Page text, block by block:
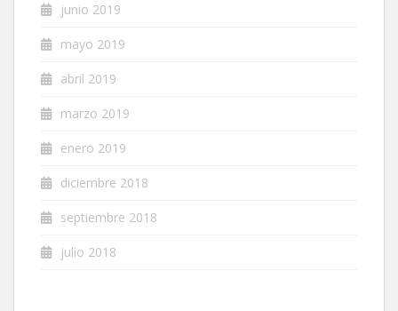
junio 2019
mayo 2019
abril 2019
marzo 2019
enero 2019
diciembre 2018
septiembre 2018
julio 2018